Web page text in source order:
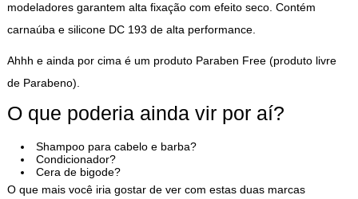
modeladores garantem alta fixação com efeito seco. Contém
carnaúba e silicone DC 193 de alta performance.
Ahhh e ainda por cima é um produto Paraben Free (produto livre
de Parabeno).
O que poderia ainda vir por aí?
Shampoo para cabelo e barba?
Condicionador?
Cera de bigode?
O que mais você iria gostar de ver com estas duas marcas